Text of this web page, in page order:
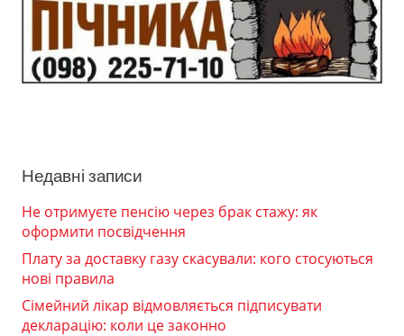
Недавні записи
Не отримуєте пенсію через брак стажу: як
оформити посвідчення
Плату за доставку газу скасували: кого стосуються
нові правила
Сімейний лікар відмовляється підписувати
декларацію: коли це законно